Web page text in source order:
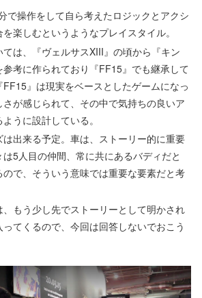
で操作をして自ら考えたロジックとアクシ
楽しむというようなプレイスタイル。
は、『ヴェルサスXIII』の頃から『キン
参考に作られており『FF15』でも継承して
』は現実をベースとしたゲームになっ
が感じられて、その中で気持ちの良いア
うに設計している。
出来る予定。車は、ストーリー的に重要
5人目の仲間、常に共にあるバディだと
で、そういう意味では重要な要素だと考
もう少し先でストーリーとして明かされ
てくるので、今回は回答しないでおこう